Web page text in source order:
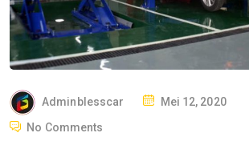
Adminblesscar
PMei 12, 2020
No Comments